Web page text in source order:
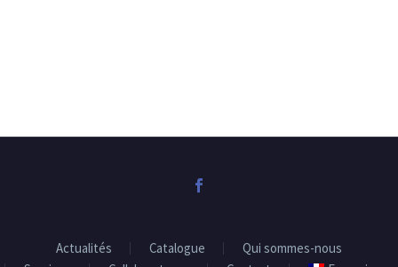
Actualités Catalogue
Qui sommes-nous